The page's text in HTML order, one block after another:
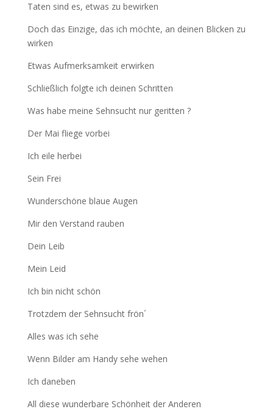
Taten sind es, etwas zu bewirken
Doch das Einzige, das ich möchte, an deinen Blicken zu
wirken
Etwas Aufmerksamkeit erwirken
Schließlich folgte ich deinen Schritten
Was habe meine Sehnsucht nur geritten ?
Der Mai fliege vorbei
Ich eile herbei
Sein Frei
Wunderschöne blaue Augen
Mir den Verstand rauben
Dein Leib
Mein Leid
Ich bin nicht schön
Trotzdem der Sehnsucht frön´
Alles was ich sehe
Wenn Bilder am Handy sehe wehen
Ich daneben
All diese wunderbare Schönheit der Anderen